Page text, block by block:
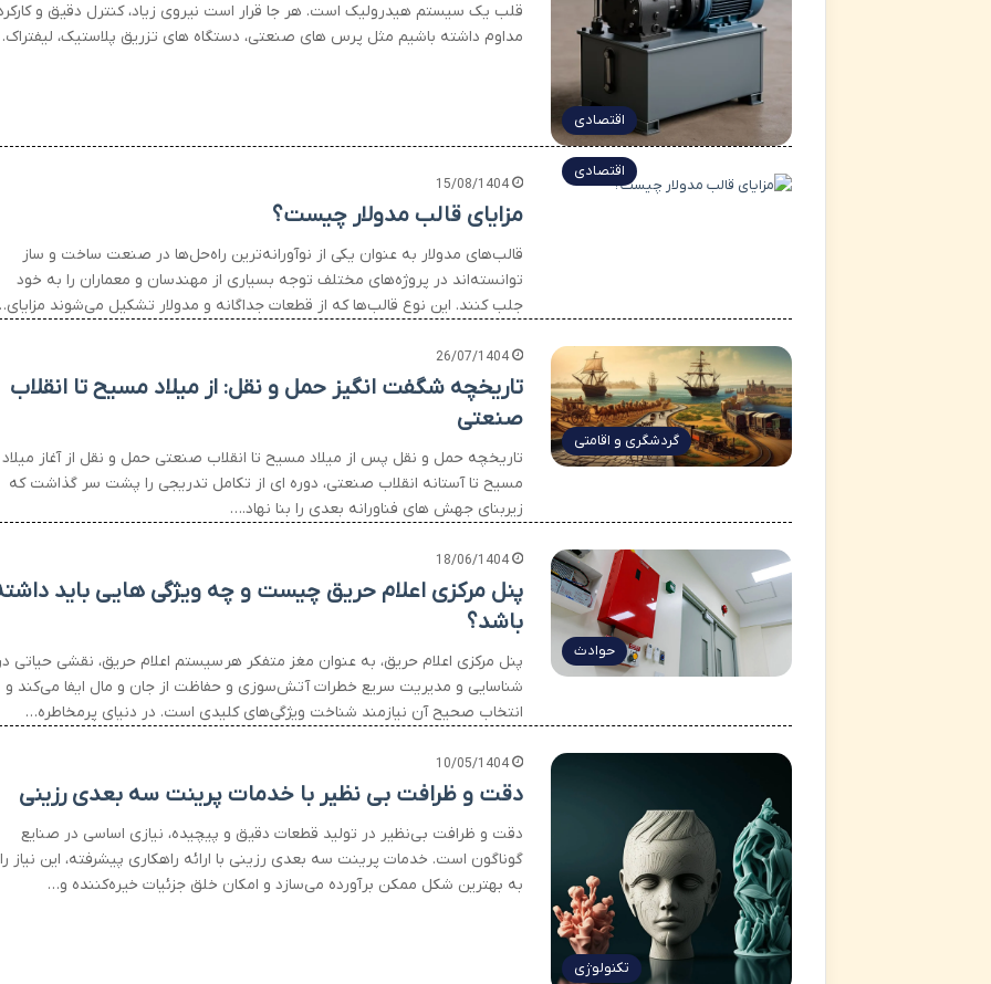
اقتصادی
قلب یک سیستم هیدرولیک است. هر جا قرار است نیروی زیاد، کنترل دقیق و
مداوم داشته باشیم مثل پرس های صنعتی، دستگاه های تزریق پلاستیک،
اقتصادی
15/08/1404
مزایای قالب مدولار چیست؟
قالب‌های مدولار به عنوان یکی از نوآورانه‌ترین راه‌حل‌ها در صنعت ساخت و ساز
توانسته‌اند در پروژه‌های مختلف توجه بسیاری از مهندسان و معماران را به خود
جلب کنند. این نوع قالب‌ها که از قطعات جداگانه و مدولار تشکیل می‌شوند
گردشگری و اقامتی
26/07/1404
تاریخچه شگفت انگیز حمل و نقل: از میلاد مسیح تا انقلاب
صنعتی
تاریخچه حمل و نقل پس از میلاد مسیح تا انقلاب صنعتی حمل و نقل از آغاز میلاد
مسیح تا آستانه انقلاب صنعتی، دوره ای از تکامل تدریجی را پشت سر گذاشت که
زیربنای جهش های فناورانه بعدی را بنا نهاد.…
حوادث
18/06/1404
پنل مرکزی اعلام حریق چیست و چه ویژگی هایی باید
باشد؟
پنل مرکزی اعلام حریق، به عنوان مغز متفکر هر سیستم اعلام حریق، نقشی حیاتی
شناسایی و مدیریت سریع خطرات آتش‌سوزی و حفاظت از جان و مال ایفا می‌کند و
انتخاب صحیح آن نیازمند شناخت ویژگی‌های کلیدی است. در دنیای پرمخاطره…
تکنولوژی
10/05/1404
دقت و ظرافت بی نظیر با خدمات پرینت سه بعدی رزینی
دقت و ظرافت بی‌نظیر در تولید قطعات دقیق و پیچیده، نیازی اساسی در صنایع
گوناگون است. خدمات پرینت سه بعدی رزینی با ارائه راهکاری پیشرفته، این نیاز را
به بهترین شکل ممکن برآورده می‌سازد و امکان خلق جزئیات خیره‌کننده و…